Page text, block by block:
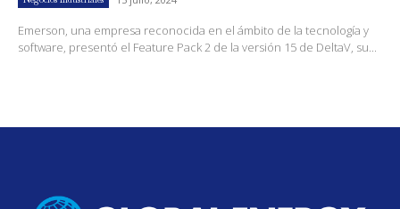
Emerson, una empresa reconocida en el ámbito de la tecnología y
software, presentó el Feature Pack 2 de la versión 15 de DeltaV, su...